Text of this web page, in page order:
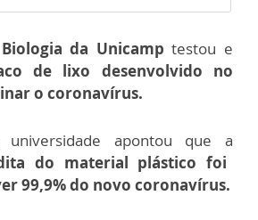
da Unicamp testou e
de lixo desenvolvido no
o coronavírus.
apontou que a
do material plástico foi
99,9% do novo coronavírus.